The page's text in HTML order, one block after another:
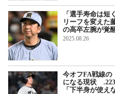
「選手寿命は
リーフを変えた
の高卒左腕が覚
2025.08.26
今オフFA戦線の
になる現状
「下半身が使え